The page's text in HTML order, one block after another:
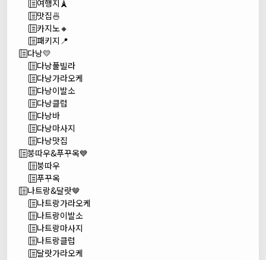
여행지🗼
맛집🍜
카지노🔸
패키지📍
다낭💛
다낭풀빌라
다낭가라오케
다낭이발소
다낭클럽
다낭바
다낭마사지
다낭맛집
붕따우&푸꾸옥💙
붕따우
푸꾸옥
나트랑&달랏🤎
나트랑가라오케
나트랑이발소
나트랑마사지
나트랑클럽
달랏가라오케